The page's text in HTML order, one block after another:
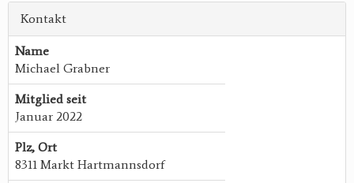
Kontakt
Name
Michael Grabner
Mitglied seit
Januar 2022
Plz, Ort
8311 Markt Hartmannsdorf